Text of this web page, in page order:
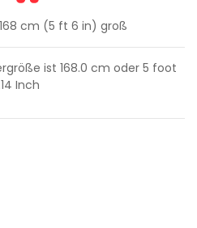
cm (5 ft 6 in) groß
ist 168.0 cm oder 5 foot
Inch